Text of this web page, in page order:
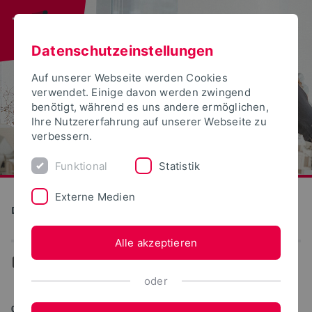
Detmolder Schule für Gestaltung
... News
02.03.2021
Datenschutzeinstellungen
Auf unserer Webseite werden Cookies
verwendet. Einige davon werden zwingend
benötigt, während es uns andere ermöglichen,
Ihre Nutzererfahrung auf unserer Webseite zu
verbessern.
Funktional Statistik
Externe Medien
Alle akzeptieren
oder